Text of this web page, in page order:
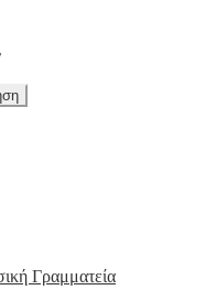
Γραμματεία